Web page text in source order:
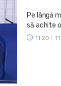
Pe lângă
să achite
11:20